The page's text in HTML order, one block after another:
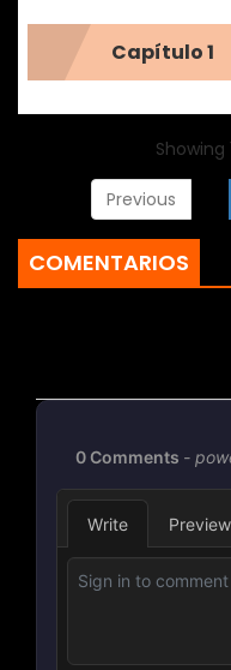
Capítulo 1
Showing
Previous
COMENTARIOS